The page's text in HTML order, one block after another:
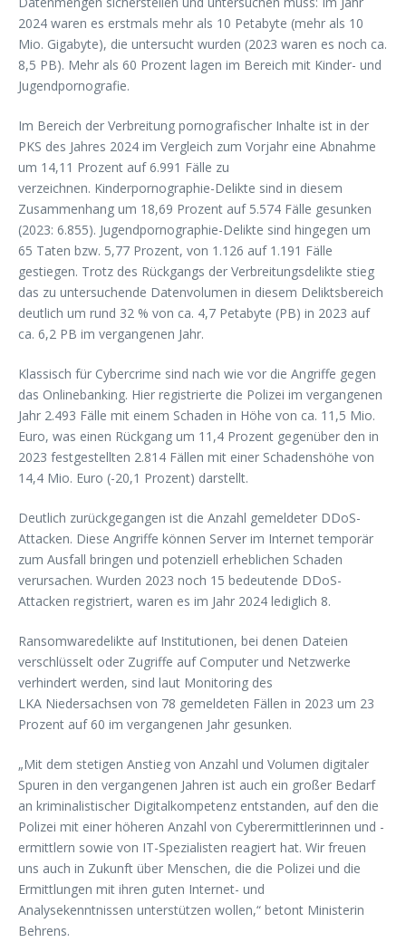
2024 waren es erstmals mehr als 10 Petabyte (mehr als 10
Mio. Gigabyte), die untersucht wurden (2023 waren es noch ca.
8,5 PB). Mehr als 60 Prozent lagen im Bereich mit Kinder- und
Jugendpornografie.
Im Bereich der Verbreitung pornografischer Inhalte ist in der
PKS des Jahres 2024 im Vergleich zum Vorjahr eine Abnahme
um 14,11 Prozent auf 6.991 Fälle zu
verzeichnen. Kinderpornographie-Delikte sind in diesem
Zusammenhang um 18,69 Prozent auf 5.574 Fälle gesunken
(2023: 6.855). Jugendpornographie-Delikte sind hingegen um
65 Taten bzw. 5,77 Prozent, von 1.126 auf 1.191 Fälle
gestiegen. Trotz des Rückgangs der Verbreitungsdelikte stieg
das zu untersuchende Datenvolumen in diesem Deliktsbereich
deutlich um rund 32 % von ca. 4,7 Petabyte (PB) in 2023 auf
ca. 6,2 PB im vergangenen Jahr.
Klassisch für Cybercrime sind nach wie vor die Angriffe gegen
das Onlinebanking. Hier registrierte die Polizei im vergangenen
Jahr 2.493 Fälle mit einem Schaden in Höhe von ca. 11,5 Mio.
Euro, was einen Rückgang um 11,4 Prozent gegenüber den in
2023 festgestellten 2.814 Fällen mit einer Schadenshöhe von
14,4 Mio. Euro (-20,1 Prozent) darstellt.
Deutlich zurückgegangen ist die Anzahl gemeldeter DDoS-
Attacken. Diese Angriffe können Server im Internet temporär
zum Ausfall bringen und potenziell erheblichen Schaden
verursachen. Wurden 2023 noch 15 bedeutende DDoS-
Attacken registriert, waren es im Jahr 2024 lediglich 8.
Ransomwaredelikte auf Institutionen, bei denen Dateien
verschlüsselt oder Zugriffe auf Computer und Netzwerke
verhindert werden, sind laut Monitoring des
LKA Niedersachsen von 78 gemeldeten Fällen in 2023 um 23
Prozent auf 60 im vergangenen Jahr gesunken.
„Mit dem stetigen Anstieg von Anzahl und Volumen digitaler
Spuren in den vergangenen Jahren ist auch ein großer Bedarf
an kriminalistischer Digitalkompetenz entstanden, auf den die
Polizei mit einer höheren Anzahl von Cyberermittlerinnen und -
ermittlern sowie von IT-Spezialisten reagiert hat. Wir freuen
uns auch in Zukunft über Menschen, die die Polizei und die
Ermittlungen mit ihren guten Internet- und
Analysekenntnissen unterstützen wollen,“ betont Ministerin
Behrens.